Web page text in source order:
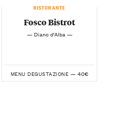
RISTORANTE
Fosco Bistrot
— Diano d’Alba —
MENU DEGUSTAZIONE — 40€